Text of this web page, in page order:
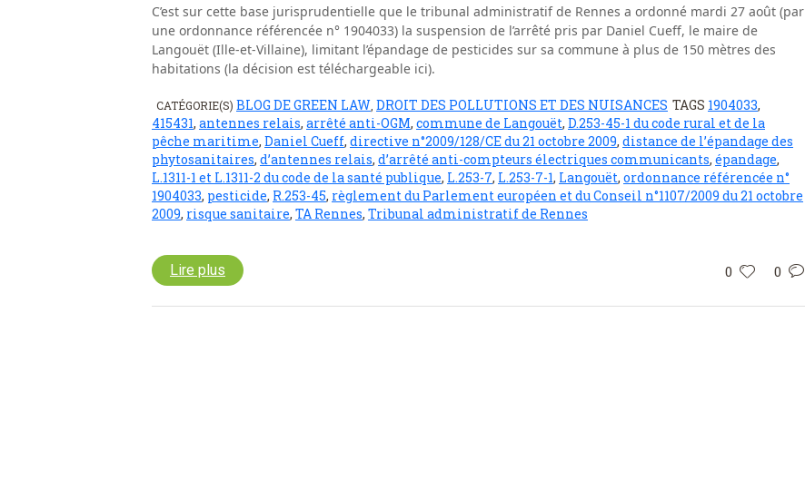
C’est sur cette base jurisprudentielle que le tribunal administratif de Rennes a ordonné mardi 27 août (par
une ordonnance référencée n° 1904033) la suspension de l’arrêté pris par Daniel Cueff, le maire de
Langouët (Ille-et-Villaine), limitant l’épandage de pesticides sur sa commune à plus de 150 mètres des
habitations (la décision est téléchargeable ici).
CATÉGORIE(S) BLOG DE GREEN LAW DROIT DES POLLUTIONS ET DES NUISANCES TAGS 1904033,
415431, antennes relais, arrêté anti-OGM, commune de Langouët, D.253-45-1 du code rural et de la
pêche maritime, Daniel Cueff, directive n°2009/128/CE du 21 octobre 2009, distance de l’épandage des
phytosanitaires, d’antennes relais, d’arrêté anti-compteurs électriques communicants, épandage,
L.1311-1 et L.1311-2 du code de la santé publique, L.253-7, L.253-7-1, Langouët, ordonnance référencée n°
1904033, pesticide, R.253-45, règlement du Parlement européen et du Conseil n°1107/2009 du 21 octobre
2009, risque sanitaire, TA Rennes, Tribunal administratif de Rennes
0 0
Lire plus